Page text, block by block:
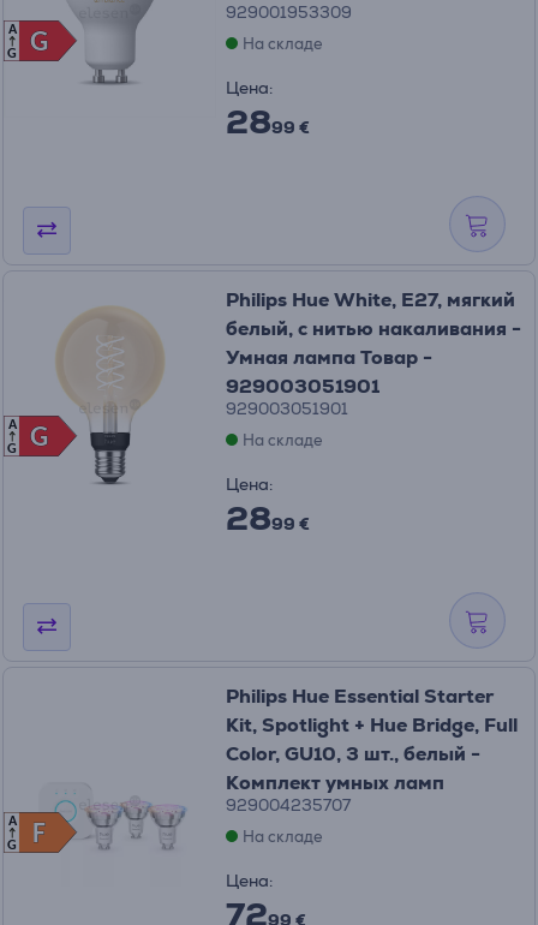
G
G
A
G
929001953309
На складе
Цена:
2899 €
G
G
A
G
Philips Hue White, E27, мягкий
белый, с нитью накаливания -
Умная лампа Товар -
929003051901
929003051901
На складе
Цена:
2899 €
F
F
A
G
Philips Hue Essential Starter
Kit, Spotlight + Hue Bridge, Full
Color, GU10, 3 шт., белый -
Комплект умных ламп
929004235707
На складе
Цена:
7299 €